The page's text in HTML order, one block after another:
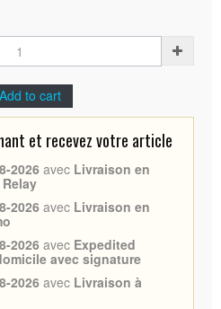
Add to cart
et recevez votre article
2026 avec Livraison en
2026 avec Livraison en
2026 avec Expedited
avec signature
2026 avec Livraison à